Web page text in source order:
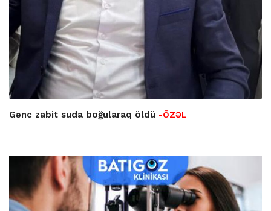
Gənc zabit suda boğularaq öldü -ÖZƏL